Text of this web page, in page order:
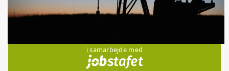
i samarbejde med